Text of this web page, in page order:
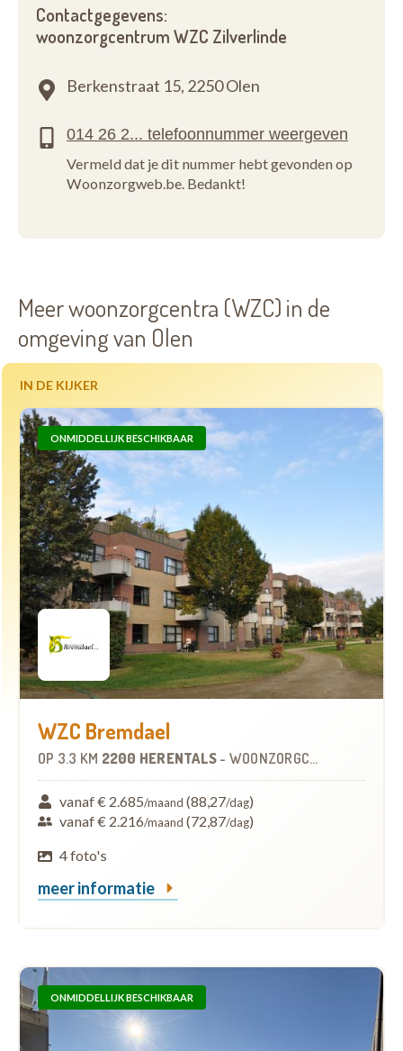
Contactgegevens:
woonzorgcentrum WZC Zilverlinde
Berkenstraat 15, 2250 Olen
Vermeld dat je dit nummer hebt gevonden op
Woonzorgweb.be. Bedankt!
Meer woonzorgcentra (WZC) in de
omgeving van Olen
IN DE KIJKER
ONMIDDELLIJK BESCHIKBAAR
WZC Bremdael
OP 3.3 KM 2200 HERENTALS - WOONZORGCENTRUM (WZC)
vanaf € 2.685/maand (88,27/dag)
vanaf € 2.216/maand (72,87/dag)
4 foto's
meer informatie
ONMIDDELLIJK BESCHIKBAAR